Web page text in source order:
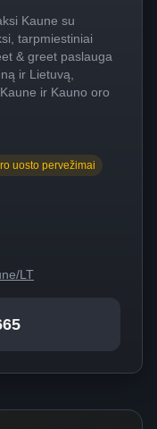
Kaune su
tarpmiestiniai
& greet paslauga
ir Lietuvą,
ir Kauno oro
uosto pervežimai
LT